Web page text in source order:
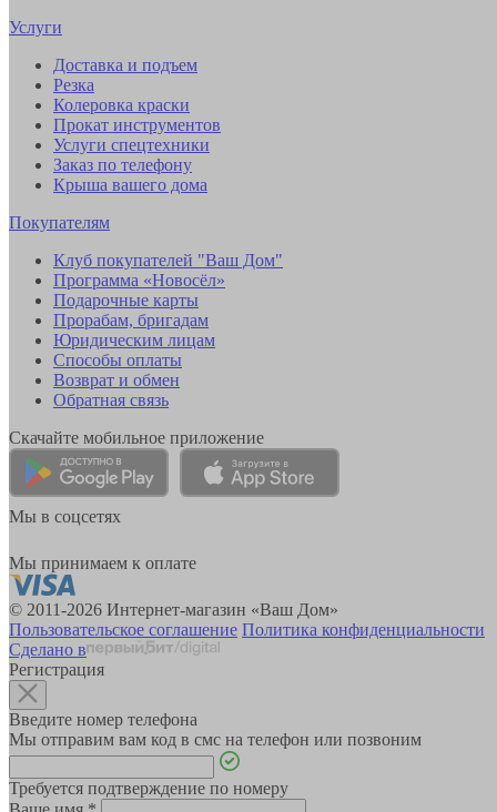
Услуги
Доставка и подъем
Резка
Колеровка краски
Прокат инструментов
Услуги спецтехники
Заказ по телефону
Крыша вашего дома
Покупателям
Клуб покупателей "Ваш Дом"
Программа «Новосёл»
Подарочные карты
Прорабам, бригадам
Юридическим лицам
Способы оплаты
Возврат и обмен
Обратная связь
Скачайте мобильное приложение
Мы в соцсетях
Мы принимаем к оплате
© 2011-2026 Интернет-магазин «Ваш Дом»
Пользовательское соглашение Политика конфиденциальности
Сделано в
Регистрация
Введите номер телефона
Мы отправим вам код в смс на телефон или позвоним
Требуется подтверждение по номеру